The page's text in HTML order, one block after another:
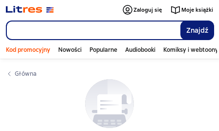
Znajdź
Zaloguj się Moje książki
Kod promocyjny Nowości Popularne Audiobooki Komiksy i webtoony
Główna
Слайдер с книгами